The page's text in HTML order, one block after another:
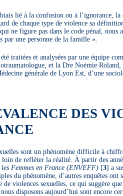
lié à la confusion ou à l’ignorance, la
de chaque type de violence sa
ne figure pas dans le code pénal,
par une personne de la famille ».
traitées et analysées par une équipe
et la Dre Noémie
générale de Lyon Est, d’une
DES
sont un phénomène difficile à
loin de refléter la réalité. À partir des
les Femmes en France (ENVEFF)[3] a
du phénomène, d’autres enquêtes
de violences sexuelles, ce qui suggère
disposons aujourd’hui sont encore